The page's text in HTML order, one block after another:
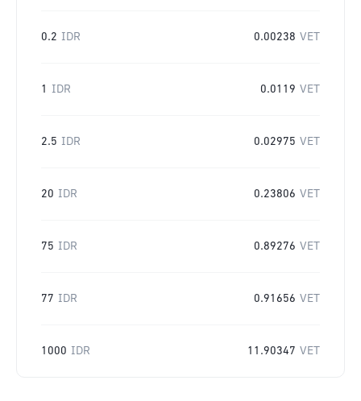
0.2 IDR 0.00238 VET
1 IDR 0.0119 VET
2.5 IDR 0.02975 VET
20 IDR 0.23806 VET
75 IDR 0.89276 VET
77 IDR 0.91656 VET
1000 IDR 11.90347 VET